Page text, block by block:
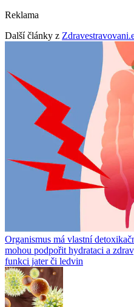
Reklama
Další články z
Organismus má vlastní
mohou podpořit hydrataci a
funkci jater či ledvin